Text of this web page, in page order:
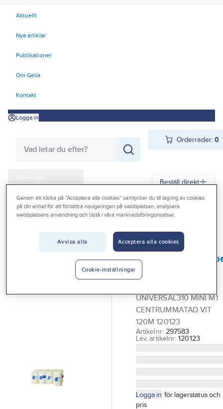
Aktuellt
Nya artiklar
Publikationer
Om Gelia
Kontakt
Logga in
Orderrader:0
Produkter
Kampanjer
Outlet
Beställ direkt
Gelia Produkter Förbrukningsvaror
Torkpapper och Dispensrar
Tork M1
UNIVERSAL310 MINI M1
CENTRUMMATAD VIT
120M 120123
Artikelnr: 297583
Lev. artikelnr: 120123
Logga in för lagerstatus och
pris
Genom att klicka på "Acceptera alla cookies" samtycker du till lagring av cookies
på din enhet för att förbättra navigeringen på webbplatsen, analysera
webbplatsens användning och bistå i våra marknadsföringsinsatser.
Avvisa alla Acceptera alla cookies
Cookie-inställningar